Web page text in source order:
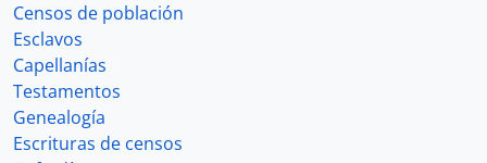
[UD compuesta] 0185 - Expedientes matrimoniales, correspondencia del Obispado de San José y documentos diversos
[UD compuesta] 0188 - Expedientes matrimoniales (letras H-P), correspondencia del Obispado de San José y documentos diversos
[UD compuesta] 0189-002 - Correspondencia y documentos diversos del Cabildo de la Catedral de San José
Censos de población
Esclavos
Capellanías
Testamentos
Genealogía
Escrituras de censos